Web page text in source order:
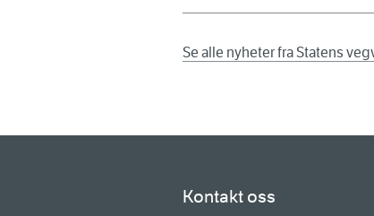
Se alle nyheter fra Statens
Kontakt oss